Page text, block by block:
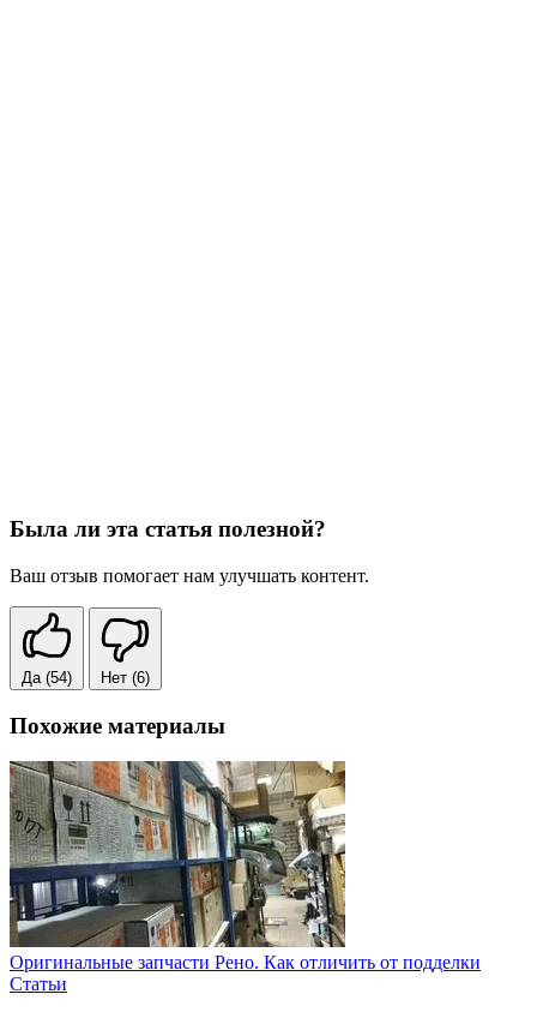
Была ли эта статья полезной?
Ваш отзыв помогает нам улучшать контент.
Да (54) Нет (6)
Похожие материалы
Оригинальные запчасти Рено. Как отличить от подделки
Статьи